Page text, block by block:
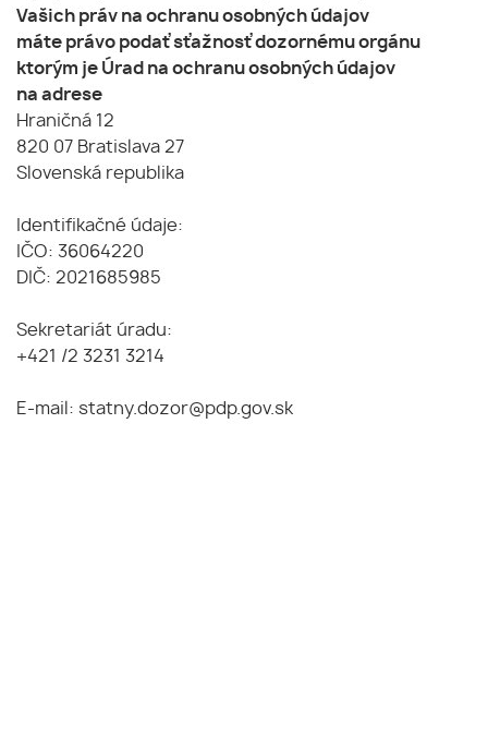
Vašich práv na ochranu osobných údajov
máte právo podať sťažnosť dozornému orgánu
ktorým je Úrad na ochranu osobných údajov
na adrese
Hraničná 12
820 07 Bratislava 27
Slovenská republika
Identifikačné údaje:
IČO: 36064220
DIČ: 2021685985
Sekretariát úradu:
+421 /2 3231 3214
E-mail: statny.dozor@pdp.gov.sk